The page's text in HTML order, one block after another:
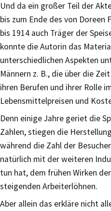
Und da ein großer Teil der
bis zum Ende des von
bis 1914 auch Träger der
konnte die Autorin das
unterschiedlichen Aspekten
Männern z. B., die über die
ihren Berufen und ihrer Rolle
Lebensmittelpreisen und
Denn einige Jahre geriet die
Zahlen, stiegen die
während die Zahl der
natürlich mit der weiteren
tun hat, dem frühen Wirken
steigenden Arbeiterlöhnen.
Aber allein das erkläre nicht